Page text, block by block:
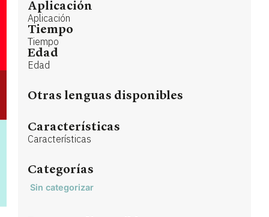
Aplicación
Aplicación
Tiempo
Tiempo
Edad
Edad
Otras lenguas disponibles
Características
Características
Categorías
Sin categorizar